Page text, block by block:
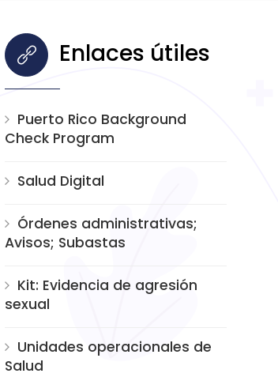
Enlaces útiles
Puerto Rico Background
Check Program
Salud Digital
Órdenes administrativas;
Avisos; Subastas
Kit: Evidencia de agresión
sexual
Unidades operacionales de
Salud